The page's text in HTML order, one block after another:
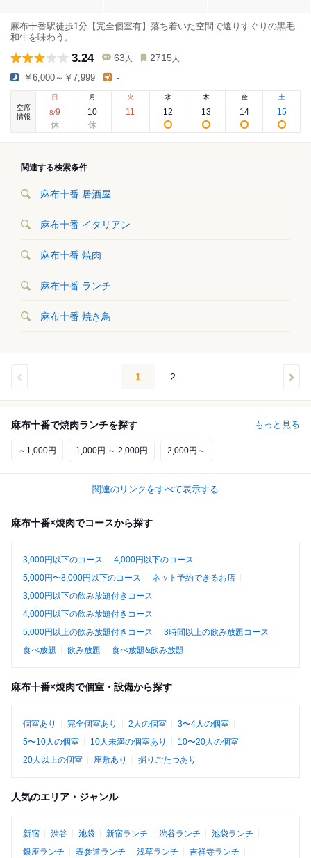
麻布十番駅徒歩1分【完全個室有】落ち着いた空間で選りすぐりの黒毛
和牛を味わう。
3.24 63 人 2715 人
￥6,000～￥7,999 -
空席
情報
日
8/9
月
10
火
11
水
12
木
13
金
14
土
15
関連する検索条件
麻布十番 居酒屋
麻布十番 イタリアン
麻布十番 焼肉
麻布十番 ランチ
麻布十番 焼き鳥
1 2
麻布十番で焼肉ランチを探す もっと見る
～1,000円 1,000円 ～ 2,000円 2,000円～
関連のリンクをすべて表示する
麻布十番×焼肉でコースから探す
3,000円以下のコース
4,000円以下のコース
5,000円〜8,000円以下のコース
ネット予約できるお店
3,000円以下の飲み放題付きコース
4,000円以下の飲み放題付きコース
5,000円以上の飲み放題付きコース
3時間以上の飲み放題コース
食べ放題
飲み放題 食べ放題&飲み放題
麻布十番×焼肉で個室・設備から探す
個室あり 完全個室あり 2人の個室
3〜4人の個室
5〜10人の個室
10人未満の個室あり
10〜20人の個室
20人以上の個室
座敷あり 掘りごたつあり
人気のエリア・ジャンル
新宿 渋谷 池袋 新宿ランチ 渋谷ランチ
池袋ランチ
銀座ランチ
表参道ランチ 浅草ランチ
吉祥寺ランチ